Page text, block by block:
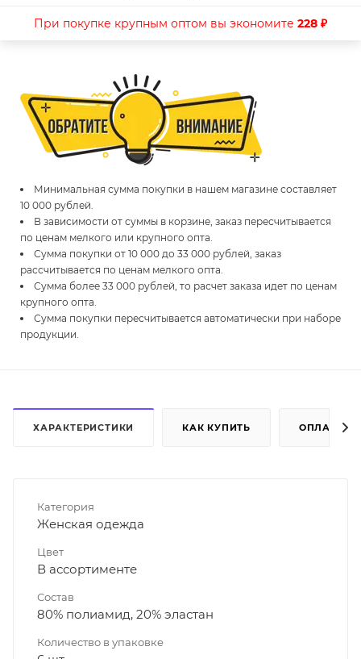
При покупке крупным оптом вы экономите 228 ₽
Минимальная сумма покупки в нашем магазине составляет
10 000 рублей.
В зависимости от суммы в корзине, заказ пересчитывается
по ценам мелкого или крупного опта.
Сумма покупки от 10 000 до 33 000 рублей, заказ
рассчитывается по ценам мелкого опта.
Сумма более 33 000 рублей, то расчет заказа идет по ценам
крупного опта.
Сумма покупки пересчитывается автоматически при наборе
продукции.
ХАРАКТЕРИСТИКИ КАК КУПИТЬ ОПЛАТА
Категория
Женская одежда
Цвет
В ассортименте
Состав
80% полиамид, 20% эластан
Количество в упаковке